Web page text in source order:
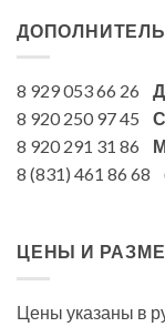
8 929 053 66 26
8 920 250 97 45
8 920 291 31 86
8 (831) 461 86 68
ЦЕНЫ И
Цены указаны в